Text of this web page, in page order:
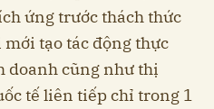
ứng trước thách thức
tạo tác động thực
doanh cũng như thị
tế liên tiếp chỉ trong 1